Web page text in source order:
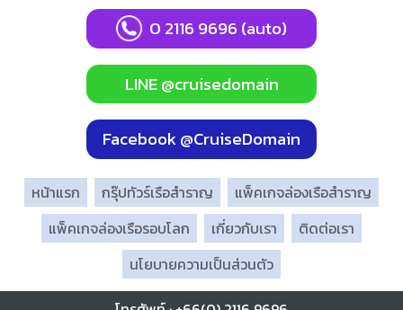
0 2116 9696 (auto)
LINE @cruisedomain
Facebook @CruiseDomain
หน้าแรก กรุ๊ปทัวร์เรือสำราญ
แพ็คเกจล่องเรือสำราญ
แพ็คเกจล่องเรือรอบโลก
เกี่ยวกับเรา
ติดต่อเรา
นโยบายความเป็นส่วนตัว